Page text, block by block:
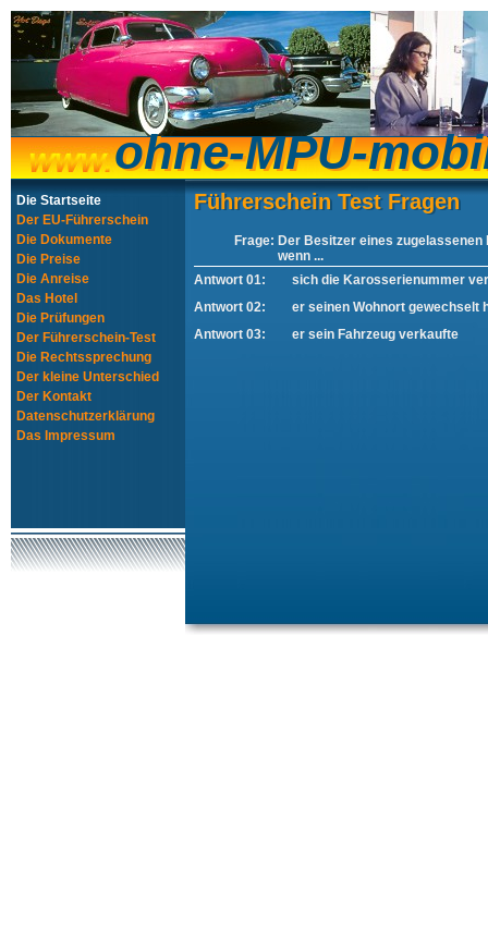
ohne-MPU-
ohne-MPU-
Die Startseite
Der EU-Führerschein
Die Dokumente
Die Preise
Die Anreise
Das Hotel
Die Prüfungen
Der Führerschein-Test
Die Rechtssprechung
Der kleine Unterschied
Der Kontakt
Datenschutzerklärung
Das Impressum
Führerschein Test Fragen
Führerschein Test Fragen
Frage: Der Besitzer eines
wenn ...
Antwort 01:
sich die Karosserienummer
Antwort 02:
er seinen Wohnort gewechselt
Antwort 03:
er sein Fahrzeug verkaufte